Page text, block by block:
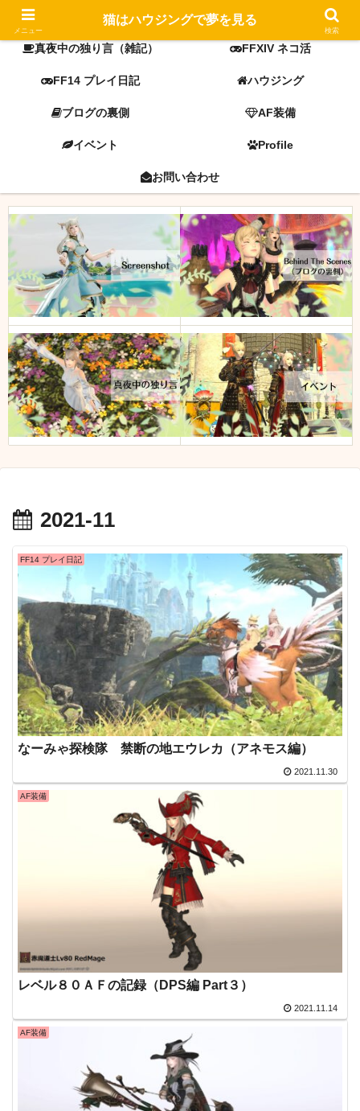
FF14 screenshot ミラプリ
真夜中の独り言（雑記） FFXIV ネコ活
FF14 プレイ日記 ハウジング
ブログの裏側 AF装備
イベント Profile
お問い合わせ
2021-11
FF14 プレイ日記
なーみゃ探検隊 禁断の地エウレカ（アネモス編）
2021.11.30
AF装備
レベル８０ＡＦの記録（DPS編 Part３）
2021.11.14
AF装備
メニュー
猫はハウジングで夢を見る
検索